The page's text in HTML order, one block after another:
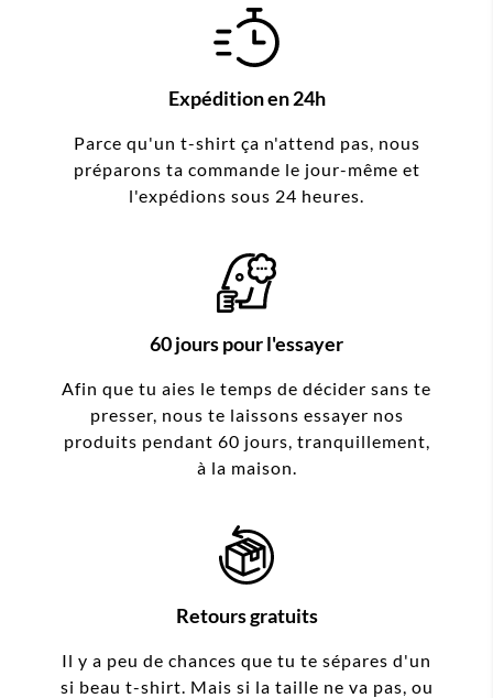
Expédition en 24h
Parce qu'un t-shirt ça n'attend pas, nous
préparons ta commande le jour-même et
l'expédions sous 24 heures.
60 jours pour l'essayer
Afin que tu aies le temps de décider sans te
presser, nous te laissons essayer nos
produits pendant 60 jours, tranquillement,
à la maison.
Retours gratuits
Il y a peu de chances que tu te sépares d'un
si beau t-shirt. Mais si la taille ne va pas, ou